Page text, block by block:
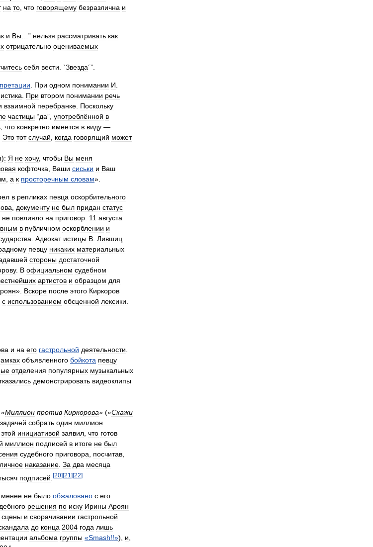
на то что говорящему безразлична и
и Вы …” нельзя рассматривать как
отрицательно оцениваемых
себя вести . `Звезда´”.
При одном понимании И
При втором понимании речь
взаимной перебранке Поскольку
частицы “да”, употреблённой в
что конкретно имеется в виду —
Это тот случай когда говорящий может
): Я не хочу, чтобы Вы меня
кофточка Ваши сиськи и Ваш
а к просторечным словам».
в репликах певца оскорбительного
документу не был придан статус
не повлияло на приговор 11 августа
в публичном оскорблении и
Адвокат истицы В Лившиц
певцу никаких материальных
стороны достаточной
. В официальном судебном
артистов и образцом для
». Вскоре после этого Киркоров
с использованием обсценной лексики
и на его гастрольной деятельности.
объявленного бойкота певцу
отделения популярных музыкальных
демонстрировать видеоклипы
«Миллион против Киркорова» («Скажи
задачей собрать один миллион
этой инициативой заявил что готов
миллион подписей в итоге не был
судебного приговора посчитав
наказание За два месяца
подписей [20][21 ][22]
менее не было обжаловано с его
решения по иску Ирины Ароян
сцены и сворачивании гастрольной
до конца 2004 года лишь
альбома группы «Smash!!»), и